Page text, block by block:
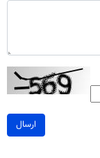
ارسال